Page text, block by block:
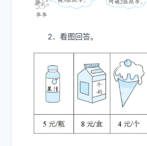
2．看图回答。